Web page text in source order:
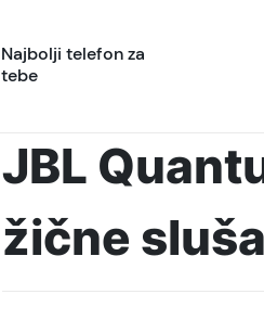
Najbolji telefon za
tebe
JBL
žične